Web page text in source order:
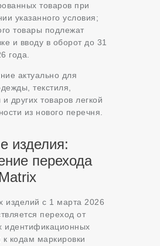
товаров при
указанного условия;
товары подлежат
и вводу в оборот до 31
года.
актуально для
текстиля,
других товаров легкой
из нового перечня.
изделия:
перехода
изделий с 1 марта 2026
переход от
идентификационных
к кодам маркировки